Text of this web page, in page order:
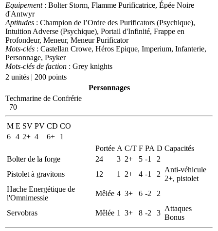
Equipement: Bolter Storm, Flamme Purificatrice, Épée Noire
d'Antwyr
Aptitudes : Champion de l’Ordre des Purificators (Psychique),
Intuition Adverse (Psychique), Portail d'Infinité, Frappe en
Profondeur, Meneur, Meneur Purificator
Mots-clés : Castellan Crowe, Héros Epique, Imperium, Infanterie,
Personnage, Psyker
Mots-clés de faction : Grey knights
2 unités | 200 points
Personnages
Techmarine de Confrérie
70
M E SV PV CD CO
6 4 2+ 4 6+
1
Portée A C/T F PA D Capacités
Bolter de la forge
24 3 2+ 5 -1
2
Pistolet à gravitons
12 1 2+ 4 -1 2
Anti-véhicule
2+, pistolet
Hache Energétique de
l'Omnimessie
Mêlée 4 3+ 6 -2 2
Servobras Mêlée 1 3+ 8 -2 3
Attaques
Bonus